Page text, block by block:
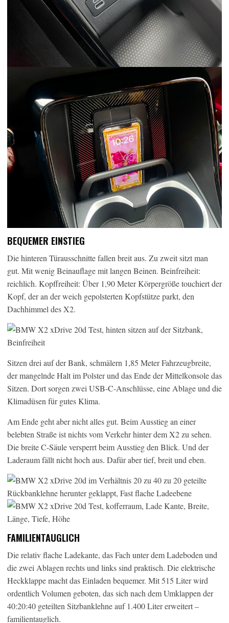
BEQUEMER EINSTIEG
Die hinteren Türausschnitte fallen breit aus. Zu zweit sitzt man
gut. Mit wenig Beinauflage mit langen Beinen. Beinfreiheit:
reichlich. Kopffreiheit: Über 1,90 Meter Körpergröße touchiert der
Kopf, der an der weich gepolsterten Kopfstütze parkt, den
Dachhimmel des X2.
Sitzen drei auf der Bank, schmälern 1,85 Meter Fahrzeugbreite,
der mangelnde Halt im Polster und das Ende der Mittelkonsole das
Sitzen. Dort sorgen zwei USB-C-Anschlüsse, eine Ablage und die
Klimadüsen für gutes Klima.
Am Ende geht aber nicht alles gut. Beim Ausstieg an einer
belebten Straße ist nichts vom Verkehr hinter dem X2 zu sehen.
Die breite C-Säule versperrt beim Ausstieg den Blick. Und der
Laderaum fällt nicht hoch aus. Dafür aber tief, breit und eben.
FAMILIENTAUGLICH
Die relativ flache Ladekante, das Fach unter dem Ladeboden und
die zwei Ablagen rechts und links sind praktisch. Die elektrische
Heckklappe macht das Einladen bequemer. Mit 515 Liter wird
ordentlich Volumen geboten, das sich nach dem Umklappen der
40:20:40 geteilten Sitzbanklehne auf 1.400 Liter erweitert –
familientauglich.